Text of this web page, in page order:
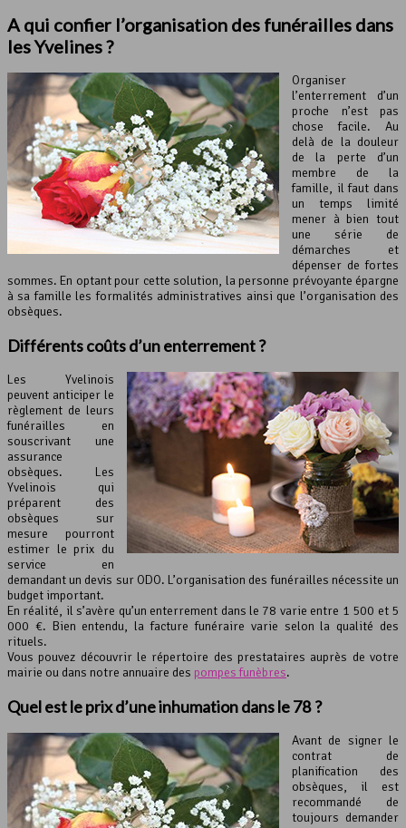
A qui confier l’organisation des funérailles dans
les Yvelines ?
Organiser
l’enterrement d’un
proche n’est pas
chose facile. Au
delà de la douleur
de la perte d’un
membre de la
famille, il faut dans
un temps limité
mener à bien tout
une série de
démarches et
dépenser de fortes
sommes. En optant pour cette solution, la personne prévoyante épargne
à sa famille les formalités administratives ainsi que l’organisation des
obsèques.
Différents coûts d’un enterrement ?
Les Yvelinois
peuvent anticiper le
règlement de leurs
funérailles en
souscrivant une
assurance
obsèques. Les
Yvelinois qui
préparent des
obsèques sur
mesure pourront
estimer le prix du
service en
demandant un devis sur ODO. L’organisation des funérailles nécessite un
budget important.
En réalité, il s’avère qu’un enterrement dans le 78 varie entre 1 500 et 5
000 €. Bien entendu, la facture funéraire varie selon la qualité des
rituels.
Vous pouvez découvrir le répertoire des prestataires auprès de votre
mairie ou dans notre annuaire des pompes funèbres.
Quel est leprix d’une inhumationdans le 78 ?
Avant de signer le
contrat de
planification des
obsèques, il est
recommandé de
toujours demander